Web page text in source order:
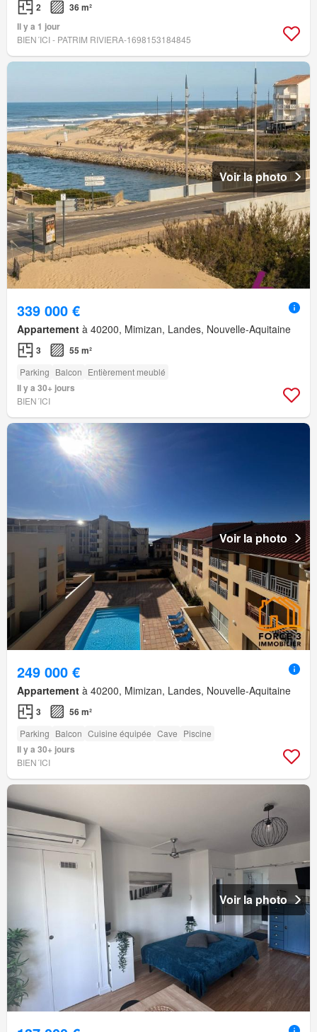
2
36 m²
Il y a 1 jour
BIEN´ICI - PATRIM RIVIERA-1698153184845
Voir la photo
339 000 €
Appartement à 40200, Mimizan, Landes, Nouvelle-Aquitaine
3 55 m²
Parking Balcon Entièrement meublé
Il y a 30+ jours
BIEN´ICI
Voir la photo
249 000 €
Appartement à 40200, Mimizan, Landes, Nouvelle-Aquitaine
3 56 m²
Parking Balcon Cuisine équipée Cave Piscine
Il y a 30+ jours
BIEN´ICI
Voir la photo